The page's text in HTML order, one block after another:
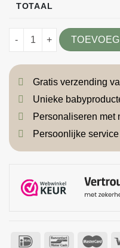
TOTAAL
Babynestje samenstellen
Gratis verzending
Unieke
Personaliseren met
Persoonlijke service